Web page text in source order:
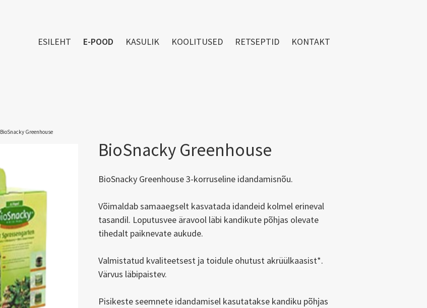
ESILEHT E-POOD KASULIK KOOLITUSED RETSEPTID KONTAKT
BioSnacky Greenhouse
BioSnacky Greenhouse
BioSnacky Greenhouse 3-korruseline idandamisnõu.
Võimaldab samaaegselt kasvatada idandeid kolmel erineval
tasandil. Loputusvee äravool läbi kandikute põhjas olevate
tihedalt paiknevate aukude.
Valmistatud kvaliteetsest ja toidule ohutust akrüülkaasist*.
Värvus läbipaistev.
Pisikeste seemnete idandamisel kasutatakse kandiku põhjas